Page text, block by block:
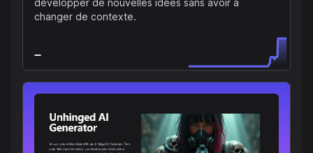
développer de nouvelles idées sans avoir à
changer de contexte.